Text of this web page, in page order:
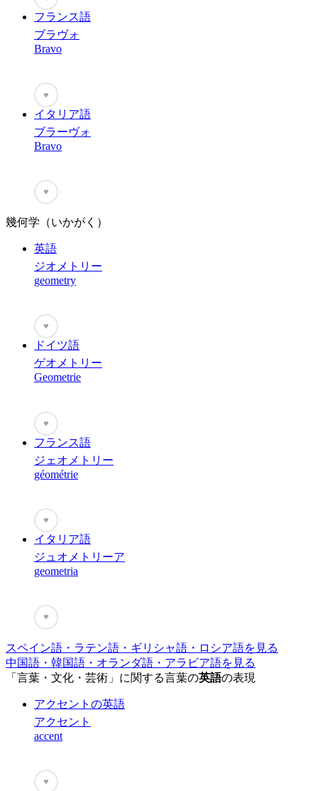
フランス語
ブラヴォ
Bravo
♥
イタリア語
ブラーヴォ
Bravo
♥
幾何学（いかがく）
英語
ジオメトリー
geometry
♥
ドイツ語
ゲオメトリー
Geometrie
♥
フランス語
ジェオメトリー
géométrie
♥
イタリア語
ジュオメトリーア
geometria
♥
スペイン語・ラテン語・ギリシャ語・ロシア語を見る
中国語・韓国語・オランダ語・アラビア語を見る
「言葉・文化・芸術」に関する言葉の英語の表現
アクセントの英語
アクセント
accent
♥